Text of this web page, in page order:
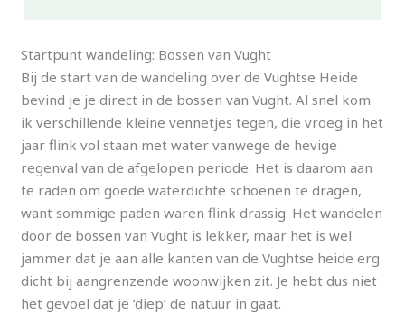
Startpunt wandeling: Bossen van Vught
Bij de start van de wandeling over de Vughtse Heide
bevind je je direct in de bossen van Vught. Al snel kom
ik verschillende kleine vennetjes tegen, die vroeg in het
jaar flink vol staan met water vanwege de hevige
regenval van de afgelopen periode. Het is daarom aan
te raden om goede waterdichte schoenen te dragen,
want sommige paden waren flink drassig. Het wandelen
door de bossen van Vught is lekker, maar het is wel
jammer dat je aan alle kanten van de Vughtse heide erg
dicht bij aangrenzende woonwijken zit. Je hebt dus niet
het gevoel dat je ‘diep’ de natuur in gaat.